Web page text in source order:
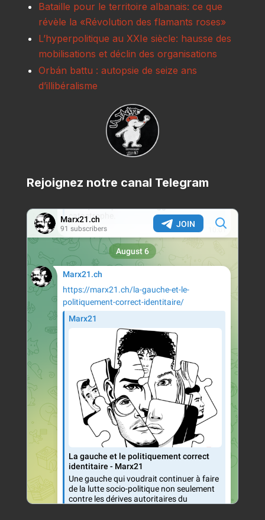
Bataille pour le territoire albanais: ce que
révèle la «Révolution des flamants roses»
L’hyperpolitique au XXIe siècle: hausse des
mobilisations et déclin des organisations
Orbán battu : autopsie de seize ans
d’illibéralisme
Rejoignez notre canal Telegram